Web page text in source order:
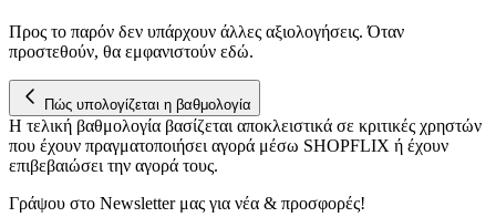
Προς το παρόν δεν υπάρχουν άλλες αξιολογήσεις. Όταν
προστεθούν, θα εμφανιστούν εδώ.
Πώς υπολογίζεται η βαθμολογία
Η τελική βαθμολογία βασίζεται αποκλειστικά σε κριτικές χρηστών
που έχουν πραγματοποιήσει αγορά μέσω SHOPFLIX ή έχουν
επιβεβαιώσει την αγορά τους.
Γράψου στο Νewsletter μας για νέα & προσφορές!